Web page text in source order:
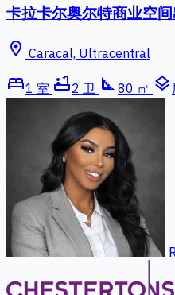
卡拉卡尔奥尔特商业空
location_on Caracal, Ultracentral
bed1 室 bathtub2 卫 square_foot 80 ㎡ layers